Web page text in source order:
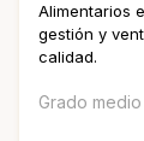
Alimentarios
gestión y
calidad.
Grado medio